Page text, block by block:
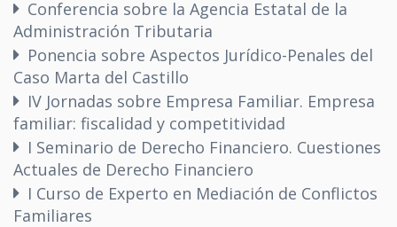
Conferencia sobre la Agencia Estatal de la
Administración Tributaria
Ponencia sobre Aspectos Jurídico-Penales del
Caso Marta del Castillo
IV Jornadas sobre Empresa Familiar. Empresa
familiar: fiscalidad y competitividad
I Seminario de Derecho Financiero. Cuestiones
Actuales de Derecho Financiero
I Curso de Experto en Mediación de Conflictos
Familiares